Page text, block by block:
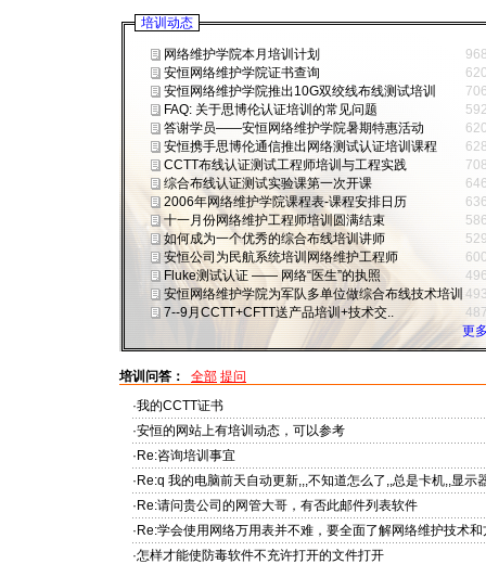
培训动态
网络维护学院本月培训计划
安恒网络维护学院证书查询
安恒网络维护学院推出10G双绞线布线测试培训
FAQ: 关于思博伦认证培训的常见问题
答谢学员——安恒网络维护学院暑期特惠活动
安恒携手思博伦通信推出网络测试认证培训课程
CCTT布线认证测试工程师培训与工程实践
综合布线认证测试实验课第一次开课
2006年网络维护学院课程表-课程安排日历
十一月份网络维护工程师培训圆满结束
如何成为一个优秀的综合布线培训讲师
安恒公司为民航系统培训网络维护工程师
Fluke测试认证 —— 网络“医生”的执照
安恒网络维护学院为军队多单位做综合布线技术培训
7--9月CCTT+CFTT送产品培训+技术交..
更
培训问答： 全部 提问
·我的CCTT证书
·安恒的网站上有培训动态，可以参考
·Re:咨询培训事宜
·Re:q 我的电脑前天自动更新,,,不知道怎么了,,总是卡机,,显
·Re:请问贵公司的网管大哥，有否此邮件列表软件
·Re:学会使用网络万用表并不难，要全面了解网络维护技术
·怎样才能使防毒软件不充许打开的文件打开